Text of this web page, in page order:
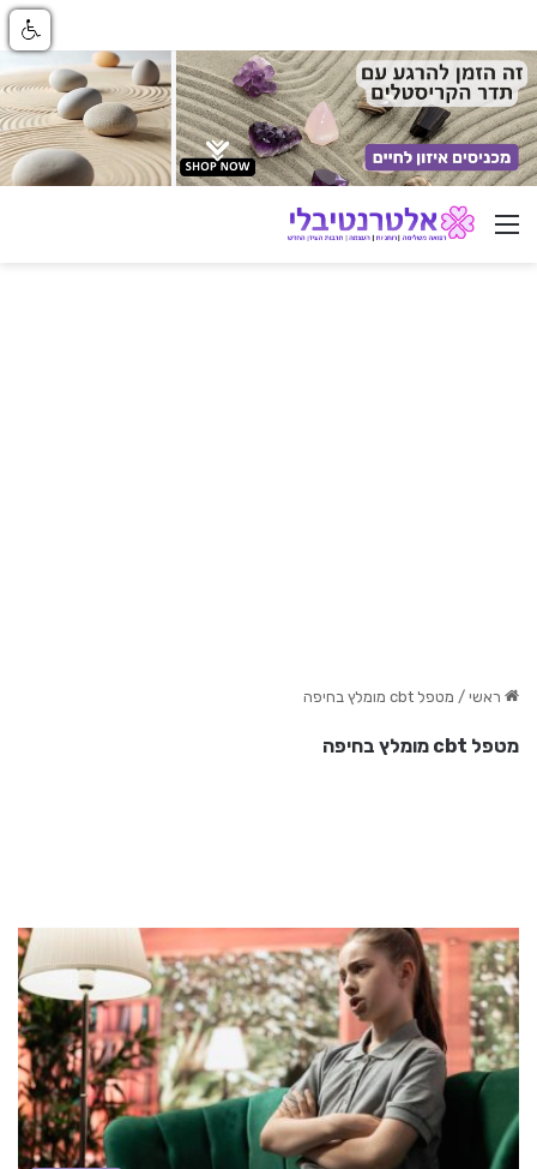
ניווט באתר
ראשי / מטפל cbt מומלץ בחיפה
מטפל cbt מומלץ בחיפה